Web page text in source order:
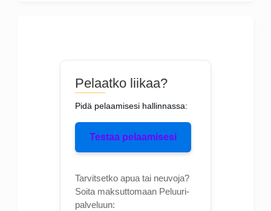
Pelaatko liikaa?
Pidä pelaamisesi hallinnassa:
Testaa pelaamisesi
Tarvitsetko apua tai neuvoja?
Soita maksuttomaan Peluuri-
palveluun: